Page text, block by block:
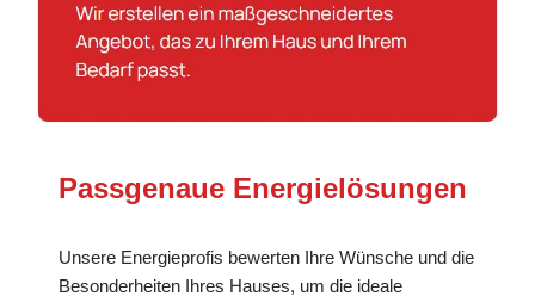
Passgenaue Energielösungen
Unsere Energieprofis bewerten Ihre Wünsche und die
Besonderheiten Ihres Hauses, um die ideale